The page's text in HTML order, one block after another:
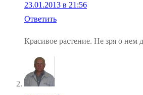
23.01.2013 в 21:56
Ответить
Красивое растение. Не зря о нем